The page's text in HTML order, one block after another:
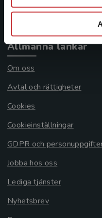
Allmänna länkar
Om oss
Avtal och rättigheter
Cookies
Cookieinställningar
GDPR och
Jobba hos oss
Lediga tjänster
Nyhetsbrev